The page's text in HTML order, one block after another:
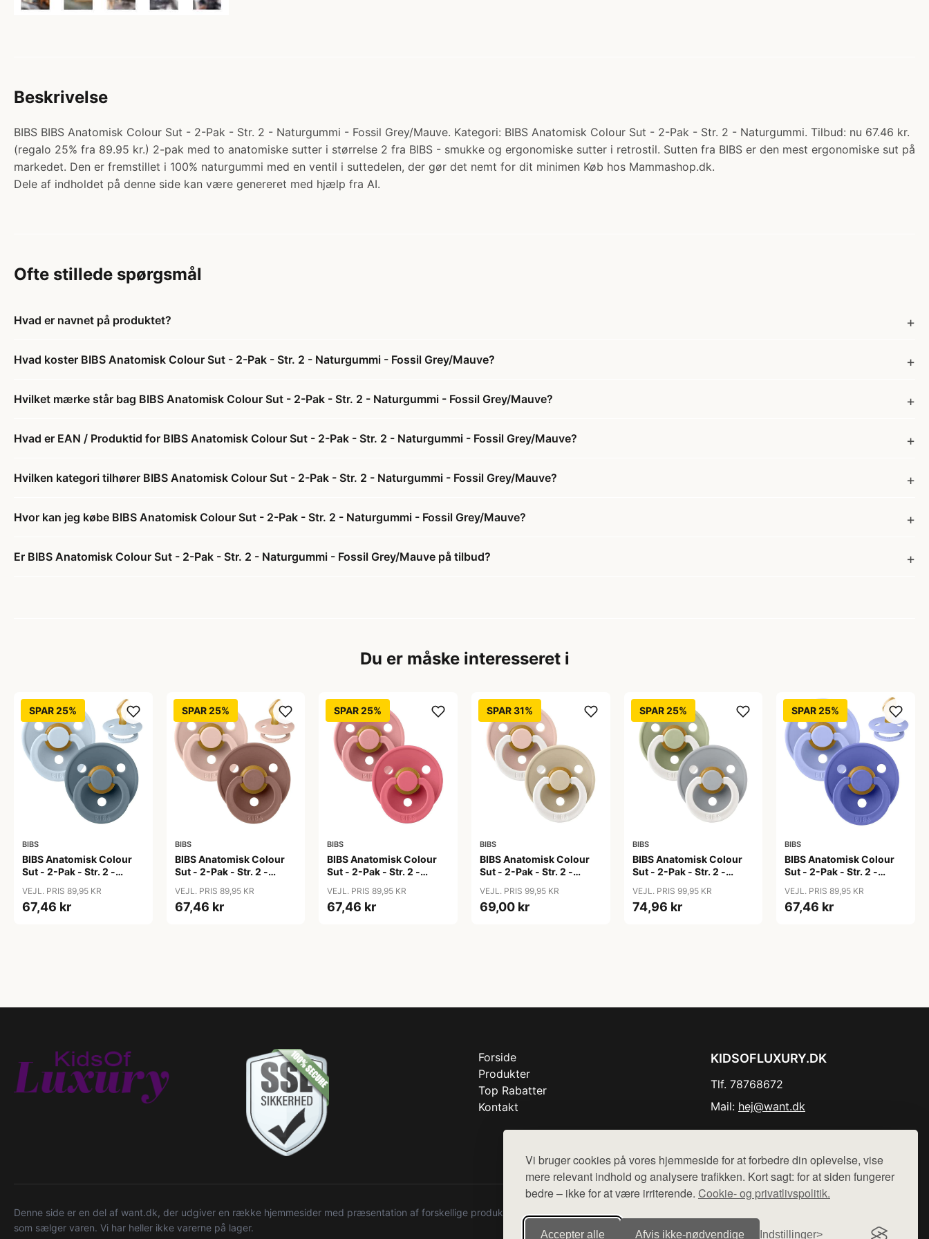
Vi bruger cookies på vores hjemmeside for at forbedre din oplevelse, vise
mere relevant indhold og analysere trafikken. Kort sagt: for at siden fungerer
bedre – ikke for at være irriterende. Cookie- og privatlivspolitik.
Accepter alle Afvis ikke‑nødvendige Indstillinger
Beskrivelse
BIBS BIBS Anatomisk Colour Sut - 2-Pak - Str. 2 - Naturgummi - Fossil Grey/Mauve. Kategori: BIBS Anatomisk Colour Sut - 2-Pak - Str. 2 - Naturgummi. Tilbud: nu 67.46 kr.
(regalo 25% fra 89.95 kr.) 2-pak med to anatomiske sutter i størrelse 2 fra BIBS - smukke og ergonomiske sutter i retrostil. Sutten fra BIBS er den mest ergonomiske sut på
markedet. Den er fremstillet i 100% naturgummi med en ventil i suttedelen, der gør det nemt for dit minimen Køb hos Mammashop.dk.
Dele af indholdet på denne side kan være genereret med hjælp fra AI.
Ofte stillede spørgsmål
Hvad er navnet på produktet?
Hvad koster BIBS Anatomisk Colour Sut - 2-Pak - Str. 2 - Naturgummi - Fossil Grey/Mauve?
Hvilket mærke står bag BIBS Anatomisk Colour Sut - 2-Pak - Str. 2 - Naturgummi - Fossil Grey/Mauve?
Hvad er EAN / Produktid for BIBS Anatomisk Colour Sut - 2-Pak - Str. 2 - Naturgummi - Fossil Grey/Mauve?
Hvilken kategori tilhører BIBS Anatomisk Colour Sut - 2-Pak - Str. 2 - Naturgummi - Fossil Grey/Mauve?
Hvor kan jeg købe BIBS Anatomisk Colour Sut - 2-Pak - Str. 2 - Naturgummi - Fossil Grey/Mauve?
Er BIBS Anatomisk Colour Sut - 2-Pak - Str. 2 - Naturgummi - Fossil Grey/Mauve på tilbud?
Du er måske interesseret i
SPAR 25%
BIBS
BIBS Anatomisk Colour
Sut - 2-Pak - Str. 2 -
Blue/Petrol
VEJL. PRIS 89,95 KR
67,46 kr
SPAR 25%
BIBS
BIBS Anatomisk Colour
Sut - 2-Pak - Str. 2 -
Blush/Woodchuck
VEJL. PRIS 89,95 KR
67,46 kr
SPAR 25%
BIBS
BIBS Anatomisk Colour
Sut - 2-Pak - Str. 2 -
Pink/Coral
VEJL. PRIS 89,95 KR
67,46 kr
SPAR 31%
BIBS
BIBS Anatomisk Colour
Sut - 2-Pak - Str. 2 -
Blush/Vanilla
VEJL. PRIS 99,95 KR
69,00 kr
SPAR 25%
BIBS
BIBS Anatomisk Colour
Sut - 2-Pak - Str. 2 -
Sage/Cloud
VEJL. PRIS 99,95 KR
74,96 kr
SPAR 25%
BIBS
BIBS Anatomisk Colour
Sut - 2-Pak - Str. 2 -
Hush/Grape
VEJL. PRIS 89,95 KR
67,46 kr
Forside
Produkter
Top Rabatter
Kontakt
KIDSOFLUXURY.DK
Tlf. 78768672
Mail: hej@want.dk
Denne side er en del af want.dk, der udgiver en række hjemmesider med præsentation af forskellige produkter fra diverse webshops. Der sælges ikke varer fra denne side - vi henviser til de shops,
som sælger varen. Vi har heller ikke varerne på lager.